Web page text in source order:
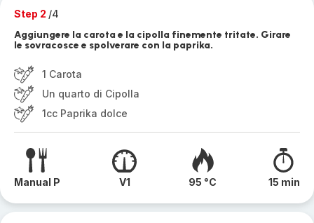
Step 2 /4
Aggiungere la carota e la cipolla finemente tritate. Girare
le sovracosce e spolverare con la paprika.
1 Carota
Un quarto di Cipolla
1cc Paprika dolce
Manual P V1 95 °C 15 min